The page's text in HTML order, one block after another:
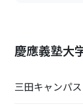
慶應義塾大
三田キャンパス